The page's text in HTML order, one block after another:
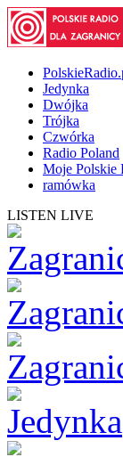
Jedynka
Dwójka
Trójka
Czwórka
Radio Poland
Moje Polskie
ramówka
LISTEN LIVE